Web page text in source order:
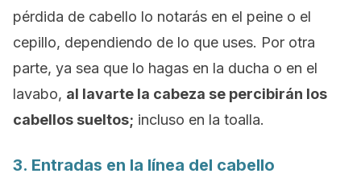
pérdida de cabello lo notarás en el peine o el
cepillo, dependiendo de lo que uses. Por otra
parte, ya sea que lo hagas en la ducha o en el
lavabo, al lavarte la cabeza se percibirán los
cabellos sueltos; incluso en la toalla.
3. Entradas en la línea del cabello